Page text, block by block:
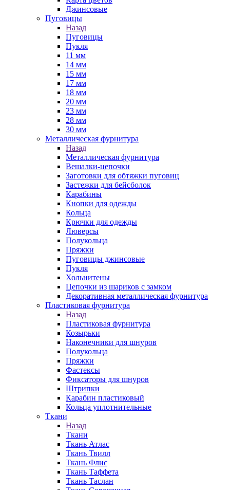
Джинсовые
Пуговицы
Назад
Пуговицы
Пукля
11 мм
14 мм
15 мм
17 мм
18 мм
20 мм
23 мм
28 мм
30 мм
Металлическая фурнитура
Назад
Металлическая фурнитура
Вешалки-цепочки
Заготовки для обтяжки пуговиц
Застежки для бейсболок
Карабины
Кнопки для одежды
Кольца
Крючки для одежды
Люверсы
Полукольца
Пряжки
Пуговицы джинсовые
Пукля
Хольнитены
Цепочки из шариков с замком
Декоративная металлическая фурнитура
Пластиковая фурнитура
Назад
Пластиковая фурнитура
Козырьки
Наконечники для шнуров
Полукольца
Пряжки
Фастексы
Фиксаторы для шнуров
Штрипки
Карабин пластиковый
Кольца уплотнительные
Ткани
Назад
Ткани
Ткань Атлас
Ткань Твилл
Ткань Флис
Ткань Таффета
Ткань Таслан